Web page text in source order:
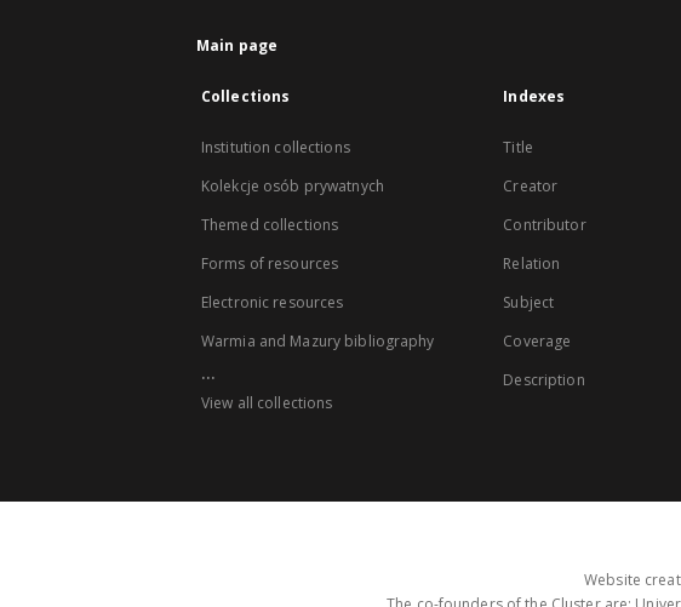
Main page
Collections
Institution collections
Kolekcje osób prywatnych
Themed collections
Forms of resources
Electronic resources
Warmia and Mazury bibliography
...
View all collections
Indexes
Title
Creator
Contributor
Relation
Subject
Coverage
Description
Website